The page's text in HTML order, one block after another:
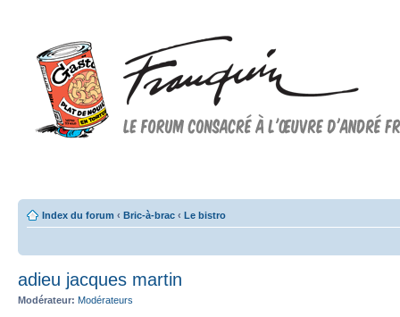
Index du forum ‹ Bric-à-brac ‹ Le bistro
adieu jacques martin
Modérateur: Modérateurs